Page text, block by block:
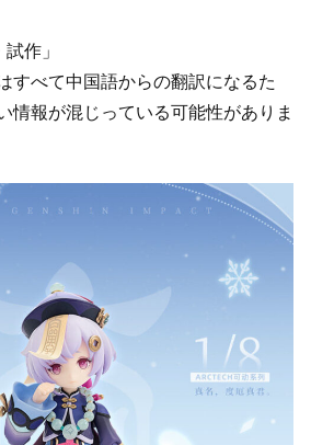
作」
すべて中国語からの翻訳になるた
情報が混じっている可能性がありま